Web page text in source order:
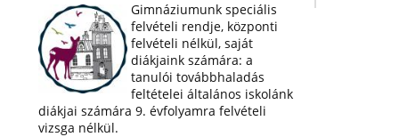
Gimnáziumunk speciális
felvételi rendje, központi
felvételi nélkül, saját
diákjaink számára: a
tanulói továbbhaladás
feltételei általános iskolánk
diákjai számára 9. évfolyamra felvételi
vizsga nélkül.